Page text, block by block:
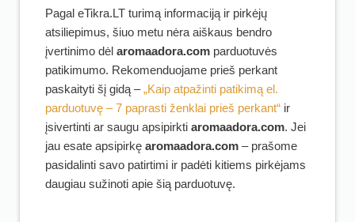
Pagal eTikra.LT turimą informaciją ir pirkėjų
atsiliepimus, šiuo metu nėra aiškaus bendro
įvertinimo dėl aromaadora.com parduotuvės
patikimumo. Rekomenduojame prieš perkant
paskaityti šį gidą –„Kaip atpažinti patikimą el.
parduotuvę – 7 paprasti ženklai prieš perkant“ ir
įsivertinti ar saugu apsipirkti aromaadora.com. Jei
jau esate apsipirkę aromaadora.com – prašome
pasidalinti savo patirtimi ir padėti kitiems pirkėjams
daugiau sužinoti apie šią parduotuvę.